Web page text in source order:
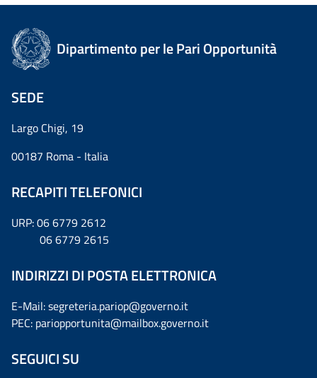
Dipartimento per le Pari Opportunità
SEDE
Largo Chigi, 19
00187 Roma - Italia
RECAPITI TELEFONICI
URP: 06 6779 2612
06 6779 2615
INDIRIZZI DI POSTA ELETTRONICA
E-Mail: segreteria.pariop@governo.it
PEC: pariopportunita@mailbox.governo.it
SEGUICI SU